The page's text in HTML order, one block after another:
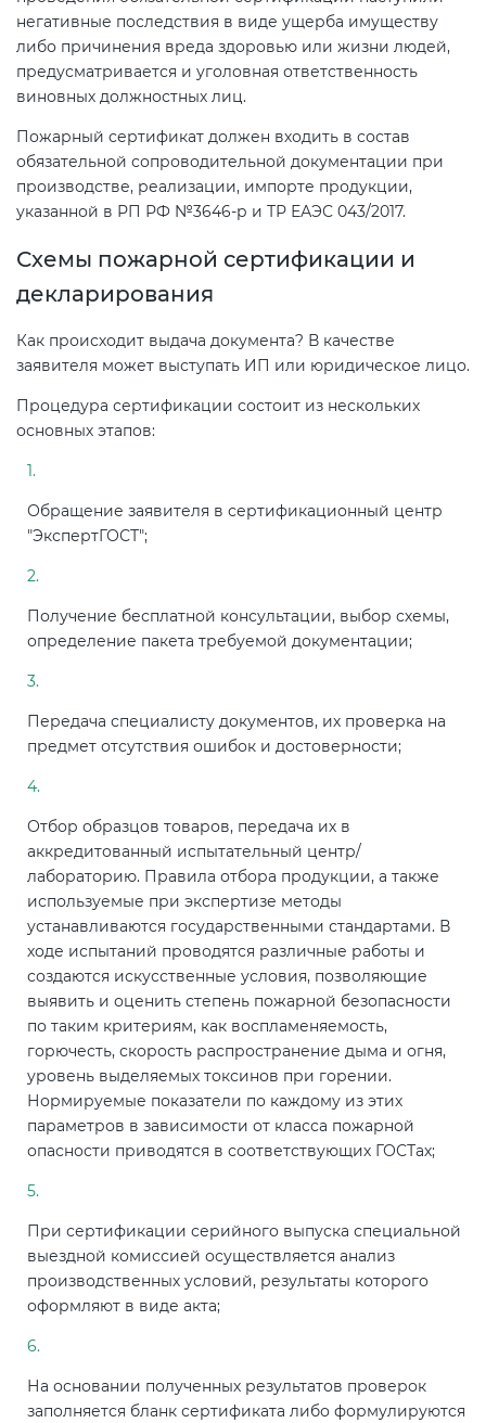
негативные последствия в виде ущерба имуществу
либо причинения вреда здоровью или жизни людей,
предусматривается и уголовная ответственность
виновных должностных лиц.
Пожарный сертификат должен входить в состав
обязательной сопроводительной документации при
производстве, реализации, импорте продукции,
указанной в РП РФ №3646-р и ТР ЕАЭС 043/2017.
Схемы пожарной сертификации и
декларирования
Как происходит выдача документа? В качестве
заявителя может выступать ИП или юридическое лицо.
Процедура сертификации состоит из нескольких
основных этапов:
Обращение заявителя в сертификационный центр
"ЭкспертГОСТ";
Получение бесплатной консультации, выбор схемы,
определение пакета требуемой документации;
Передача специалисту документов, их проверка на
предмет отсутствия ошибок и достоверности;
Отбор образцов товаров, передача их в
аккредитованный испытательный центр/
лабораторию. Правила отбора продукции, а также
используемые при экспертизе методы
устанавливаются государственными стандартами. В
ходе испытаний проводятся различные работы и
создаются искусственные условия, позволяющие
выявить и оценить степень пожарной безопасности
по таким критериям, как воспламеняемость,
горючесть, скорость распространение дыма и огня,
уровень выделяемых токсинов при горении.
Нормируемые показатели по каждому из этих
параметров в зависимости от класса пожарной
опасности приводятся в соответствующих ГОСТах;
При сертификации серийного выпуска специальной
выездной комиссией осуществляется анализ
производственных условий, результаты которого
оформляют в виде акта;
На основании полученных результатов проверок
заполняется бланк сертификата либо формулируются